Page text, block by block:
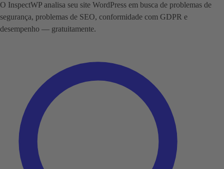
O InspectWP analisa seu site WordPress em busca de problemas de
segurança, problemas de SEO, conformidade com GDPR e
desempenho — gratuitamente.